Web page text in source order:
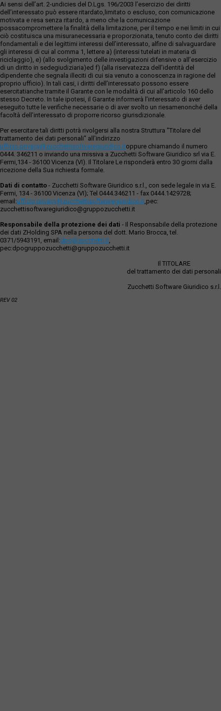
Ai sensi dell’art. 2-undicies del D.Lgs. 196/2003 l’esercizio dei diritti
dell’interessato può essere ritardato,limitato o escluso, con comunicazione
motivata e resa senza ritardo, a meno che la comunicazione
possacompromettere la finalità della limitazione, per il tempo e nei limiti in cui
ciò costituisca una misuranecessaria e proporzionata, tenuto conto dei diritti
fondamentali e dei legittimi interessi dell’interessato, alfine di salvaguardare
gli interessi di cui al comma 1, lettere a) (interessi tutelati in materia di
riciclaggio), e) (allo svolgimento delle investigazioni difensive o all’esercizio
di un diritto in sedegiudiziaria)ed f) (alla riservatezza dell’identità del
dipendente che segnala illeciti di cui sia venuto a conoscenza in ragione del
proprio ufficio). In tali casi, i diritti dell’interessato possono essere
esercitatianche tramite il Garante con le modalità di cui all’articolo 160 dello
stesso Decreto. In tale ipotesi, il Garante informerà l’interessato di aver
eseguito tutte le verifiche necessarie o di aver svolto un riesamenonché della
facoltà dell’interessato di proporre ricorso giurisdizionale.
Per esercitare tali diritti potrà rivolgersi alla nostra Struttura "Titolare del
trattamento dei dati personali" all'indirizzo
ufficio.privacy@zucchettisofwaregiuridico.itoppure chiamando il numero
0444. 346211 o inviando una missiva a Zucchetti Software Giuridico srl via E.
Fermi,134 - 36100 Vicenza (VI). Il Titolare Le risponderà entro 30 giorni dalla
ricezione della Sua richiesta formale.
Dati di contatto - Zucchetti Software Giuridico s.r.l., con sede legale in via E.
Fermi, 134 - 36100 Vicenza (VI); Tel 0444.346211 - fax 0444.1429728;
email:ufficio.privacy@zucchettisoftwaregiuridico.it,pec:
zucchettisoftwaregiuridico@gruppozucchetti.it
Responsabile della protezione dei dati - Il Responsabile della protezione
dei dati ZHolding SPA nella persona del dott. Mario Brocca, tel.
0371/5943191, email:dpo@zucchetti.it,
pec:dpogruppozucchetti@gruppozucchetti.it
Il TITOLARE
del trattamento dei dati personali
Zucchetti Software Giuridico s.r.l.
REV 02